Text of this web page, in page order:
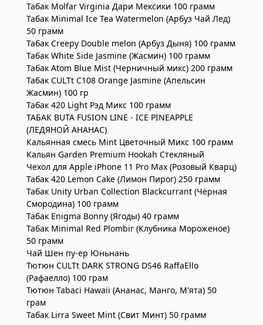
Табак Molfar Virginia Дари Мексики 100 грамм
Табак Minimal Ice Tea Watermelon (Арбуз Чай Лед)
50 грамм
Табак Creepy Double melon (Арбуз Дыня) 100 грамм
Табак White Side Jasmine (Жасмин) 100 грамм
Табак Atom Blue Mist (Черничный микс) 200 грамм
Табак CULTt C108 Orange Jasmine (Апельсин
Жасмин) 100 гр
Табак 420 Light Рэд Микс 100 грамм
ТАБАК BUTA FUSION LINE - ICE PINEAPPLE
(ЛЕДЯНОЙ АНАНАС)
Кальянная смесь Mint Цветочный Микс 100 грамм
Кальян Garden Premium Hookah Стекляный
Чехол для Apple iPhone 11 Pro Max (Розовый Кварц)
Табак 420 Lemon Cake (Лимон Пирог) 250 грамм
Табак Unity Urban Collection Blackcurrant (Чёрная
Смородина) 100 грамм
Табак Enigma Bonny (Ягоды) 40 грамм
Табак Minimal Red Plombir (Клубника Мороженое)
50 грамм
Чай Шен пу-ер Юньнань
Тютюн CULTt DARK STRONG DS46 RaffaEllo
(Рафаелло) 100 грам
Тютюн Tabaci Hawaii (Ананас, Манго, М'ята) 50
грам
Табак Lirra Sweet Mint (Свит Минт) 50 грамм